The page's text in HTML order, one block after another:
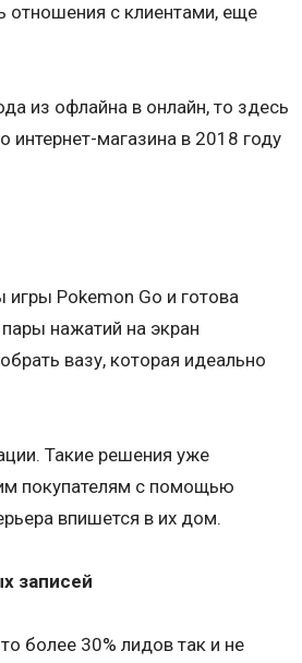
отношения с клиентами, еще
из офлайна в онлайн, то здесь
интернет-магазина в 2018 году
Pokemon Go и готова
нажатий на экран
вазу, которая идеально
Такие решения уже
покупателям с помощью
впишется в их дом.
записей
более 30% лидов так и не